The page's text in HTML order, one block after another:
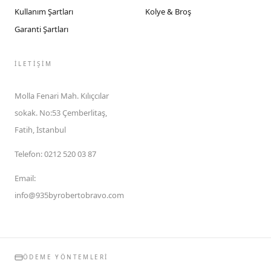
Kullanım Şartları
Garanti Şartları
Kolye & Broş
İLETIŞIM
Molla Fenari Mah. Kılıçcılar
sokak. No:53 Çemberlitaş,
Fatih, İstanbul
Telefon:0212 520 03 87
Email:
info@935byrobertobravo.com
ÖDEME YÖNTEMLERI